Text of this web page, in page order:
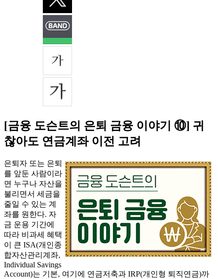
[금융 도슨트의 은퇴 금융 이야기 ⑩] 귀
찮아도 연금계좌 이전 고려
은퇴자 또는 은퇴
를 앞둔 사람이라
면 누구나 자산을
불리면서 세금을
줄일 수 있는 계
좌를 원한다. 자
금 운용 기간에
따라 비과세 혜택
이 큰 ISA(개인종
합자산관리계좌,
Individual Savings
Account)는 기본, 여기에 연금저축과 IRP(개인형 퇴직연금)까